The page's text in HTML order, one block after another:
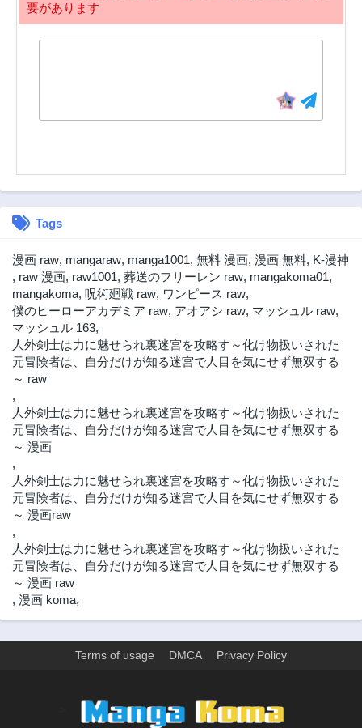
要があります
Tags
漫画 raw, mangaraw, manga1001, 無料 漫画, 漫画 無料, K-漫神
, raw 漫画, raw1001, 葬送のフリーレン raw, mangakoma01,
mangakoma, 呪術廻戦 raw, ワンピース raw,
僕のヒーローアカデミア raw, アオアシ raw, マッシュル raw,
マッシュル 163,
人外剣士は力に魅せられ裏迷宮を攻略す～化け物扱いされた
元冒険者は、自分だけが知る迷宮で人目を気にせず無双する
～ raw
,
人外剣士は力に魅せられ裏迷宮を攻略す～化け物扱いされた
元冒険者は、自分だけが知る迷宮で人目を気にせず無双する
～ 漫画
,
人外剣士は力に魅せられ裏迷宮を攻略す～化け物扱いされた
元冒険者は、自分だけが知る迷宮で人目を気にせず無双する
～ 漫画raw
,
人外剣士は力に魅せられ裏迷宮を攻略す～化け物扱いされた
元冒険者は、自分だけが知る迷宮で人目を気にせず無双する
～ 漫画 raw
, 漫画 koma,
Terms of usage DMCA Privacy Policy